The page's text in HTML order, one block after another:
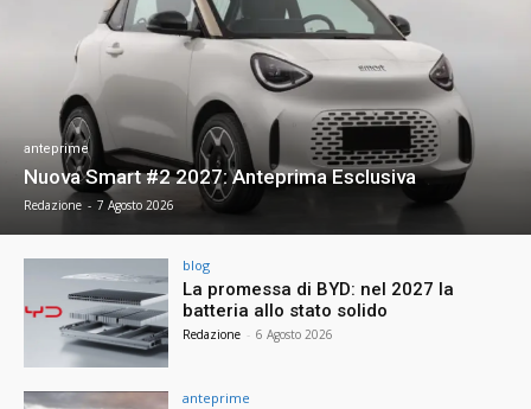
anteprime
Nuova Smart #2 2027: Anteprima Esclusiva
Redazione - 7 Agosto 2026
blog
La promessa di BYD: nel 2027 la
batteria allo stato solido
Redazione - 6 Agosto 2026
anteprime